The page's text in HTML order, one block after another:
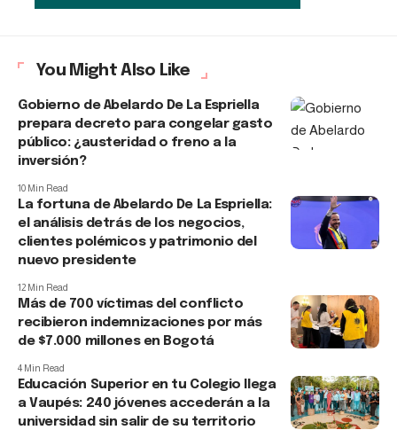
You Might Also Like
Gobierno de Abelardo De La Espriella
prepara decreto para congelar gasto
público: ¿austeridad o freno a la
inversión?
10 Min Read
La fortuna de Abelardo De La Espriella:
el análisis detrás de los negocios,
clientes polémicos y patrimonio del
nuevo presidente
12 Min Read
Más de 700 víctimas del conflicto
recibieron indemnizaciones por más
de $7.000 millones en Bogotá
4 Min Read
Educación Superior en tu Colegio llega
a Vaupés: 240 jóvenes accederán a la
universidad sin salir de su territorio